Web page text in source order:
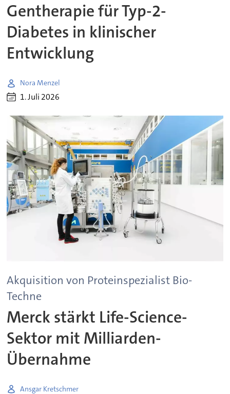
Gentherapie für Typ-2-
Diabetes in klinischer
Entwicklung
Nora Menzel
1. Juli 2026
Akquisition von Proteinspezialist Bio-
Techne
Merck stärkt Life-Science-
Sektor mit Milliarden-
Übernahme
Ansgar Kretschmer